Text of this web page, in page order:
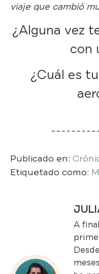
viaje que cambió
¿Alguna vez
con
¿Cuál es
Publicado en:
Etiquetado como:
A